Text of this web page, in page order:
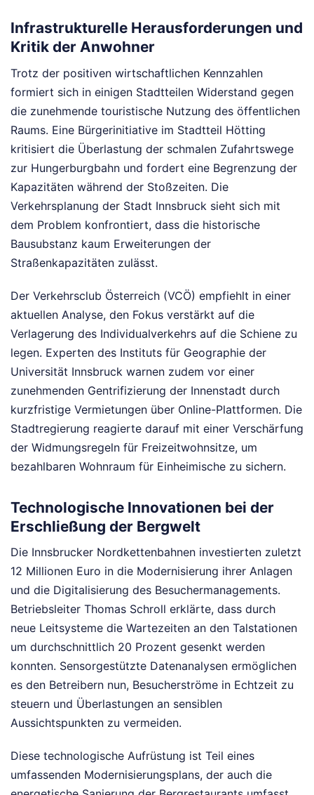
Infrastrukturelle Herausforderungen und
Kritik der Anwohner
Trotz der positiven wirtschaftlichen Kennzahlen
formiert sich in einigen Stadtteilen Widerstand gegen
die zunehmende touristische Nutzung des öffentlichen
Raums. Eine Bürgerinitiative im Stadtteil Hötting
kritisiert die Überlastung der schmalen Zufahrtswege
zur Hungerburgbahn und fordert eine Begrenzung der
Kapazitäten während der Stoßzeiten. Die
Verkehrsplanung der Stadt Innsbruck sieht sich mit
dem Problem konfrontiert, dass die historische
Bausubstanz kaum Erweiterungen der
Straßenkapazitäten zulässt.
Der Verkehrsclub Österreich (VCÖ) empfiehlt in einer
aktuellen Analyse, den Fokus verstärkt auf die
Verlagerung des Individualverkehrs auf die Schiene zu
legen. Experten des Instituts für Geographie der
Universität Innsbruck warnen zudem vor einer
zunehmenden Gentrifizierung der Innenstadt durch
kurzfristige Vermietungen über Online-Plattformen. Die
Stadtregierung reagierte darauf mit einer Verschärfung
der Widmungsregeln für Freizeitwohnsitze, um
bezahlbaren Wohnraum für Einheimische zu sichern.
Technologische Innovationen bei der
Erschließung der Bergwelt
Die Innsbrucker Nordkettenbahnen investierten zuletzt
12 Millionen Euro in die Modernisierung ihrer Anlagen
und die Digitalisierung des Besuchermanagements.
Betriebsleiter Thomas Schroll erklärte, dass durch
neue Leitsysteme die Wartezeiten an den Talstationen
um durchschnittlich 20 Prozent gesenkt werden
konnten. Sensorgestützte Datenanalysen ermöglichen
es den Betreibern nun, Besucherströme in Echtzeit zu
steuern und Überlastungen an sensiblen
Aussichtspunkten zu vermeiden.
Diese technologische Aufrüstung ist Teil eines
umfassenden Modernisierungsplans, der auch die